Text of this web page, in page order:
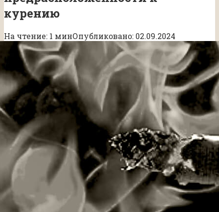
курению
На чтение: 1 минОпубликовано: 02.09.2024